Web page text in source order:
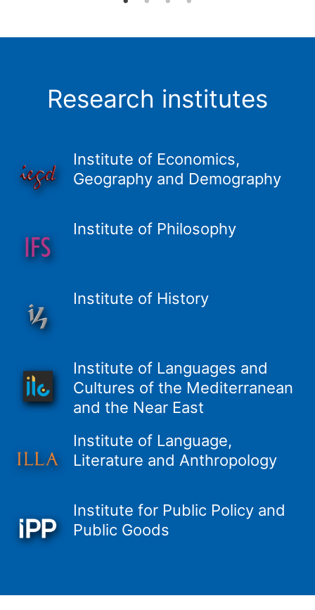
Research institutes
Institute of Economics,
Geography and Demography
Institute of Philosophy
Institute of History
Institute of Languages and
Cultures of the Mediterranean
and the Near East
Institute of Language,
Literature and Anthropology
Institute for Public Policy and
Public Goods